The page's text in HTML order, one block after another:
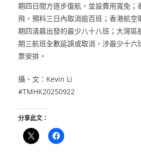
期四日間方逐步復航，並設費用寬免；
飛，預料三日內取消逾百班；香港航空
期四清晨出發的最少八十八班；大灣區
期三航班全數延誤或取消，涉最少十六
票安排。
攝、文：Kevin Li
#TMHK20250922
分享此文：